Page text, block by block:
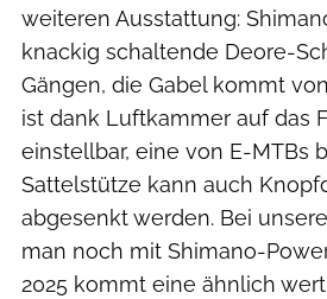
weiteren Ausstattung:
knackig schaltende Deore-
Gängen, die Gabel kommt
ist dank Luftkammer auf das
einstellbar, eine von E-MTBs
Sattelstütze kann auch
abgesenkt werden. Bei
man noch mit Shimano-
2025 kommt eine ähnlich